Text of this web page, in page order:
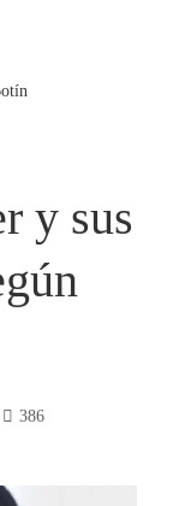
y sus
386